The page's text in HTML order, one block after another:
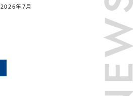
2026年7月